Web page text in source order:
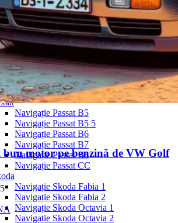
Navigație Ford Mondeo MK4
Navigație Ford Transit
Navigație Mercedes C Class W203
Navigație Mercedes C Class W204
Navigație Mercedes W203
Navigație Mercedes W204
Navigație Mercedes W211
Navigație Mercedes Sprinter
Navigație Passat B5
Navigație Passat B5 5
Navigație Passat B6
Navigație Passat B7
Navigație Passat B8
Navigație Passat CC
Navigație Skoda Fabia 1
Navigație Skoda Fabia 2
Navigație Skoda Octavia 1
Navigație Skoda Octavia 2
bun motor pe benzină de VW Golf